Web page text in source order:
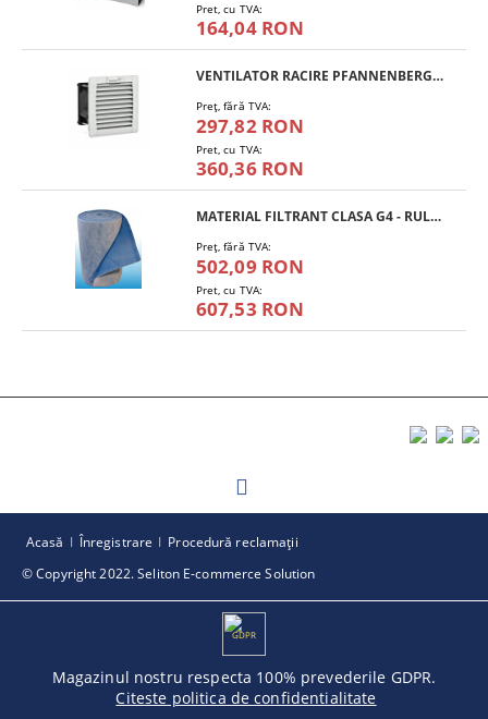
Pret, cu TVA:
164,04 RON
VENTILATOR RACIRE PFANNENBERG PF 11.000
Preţ, fără TVA:
297,82 RON
Pret, cu TVA:
360,36 RON
MATERIAL FILTRANT CLASA G4 - RULOU
Preţ, fără TVA:
502,09 RON
Pret, cu TVA:
607,53 RON
© Copyright 2022. Seliton E-commerce Solution
Acasă Înregistrare Procedură reclamaţii
GDPR
Magazinul nostru respecta 100% prevederile GDPR.
Citeste politica de confidentialitate